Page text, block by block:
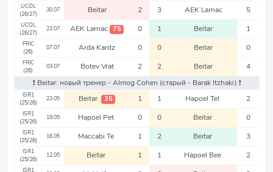
UCOL
(26/27)
30.07 Beitar 2 3 AEK Larnac 5
UCOL
(26/27)
23.07 AEK Larnac 75 0 1 Beitar 1
FRIC
(26)
07.07 Arda Kardz 0 0 Beitar 0
FRIC
(26)
03.07 Botev Vrat 2 2 Beitar
4
❗️ Beitar: новый тренер - Almog Cohen (старый - Barak Itzhaki) ❗️
ISR1
(25/26)
23.05 Beitar 35 1 1 Hapoel Tel 2
ISR1
(25/26)
19.05 Hapoel Pet 0 0 Beitar 0
ISR1
(25/26)
16.05 Maccabi Te 1 2 Beitar 3
ISR1
(25/26)
12.05 Beitar 1 1 Hapoel Bee 2
ISR1